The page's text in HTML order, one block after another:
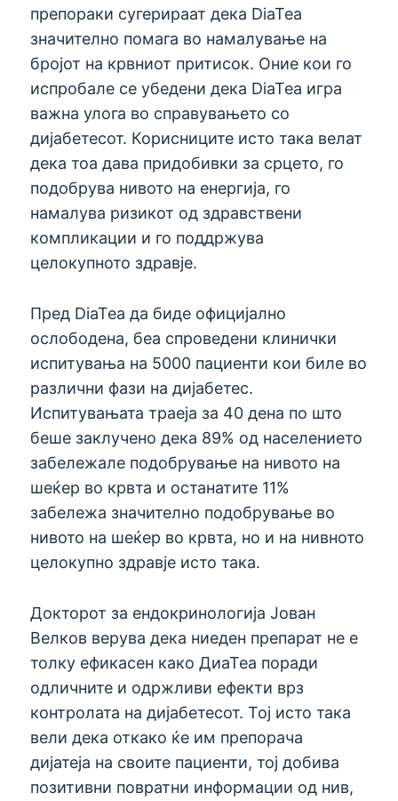
препораки сугерираат дека DiaTea
значително помага во намалување на
бројот на крвниот притисок. Оние кои го
испробале се убедени дека DiaTea игра
важна улога во справувањето со
дијабетесот. Корисниците исто така велат
дека тоа дава придобивки за срцето, го
подобрува нивото на енергија, го
намалува ризикот од здравствени
компликации и го поддржува
целокупното здравје.
Пред DiaTea да биде официјално
ослободена, беа спроведени клинички
испитувања на 5000 пациенти кои биле во
различни фази на дијабетес.
Испитувањата траеја за 40 дена по што
беше заклучено дека 89% од населението
забележале подобрување на нивото на
шеќер во крвта и останатите 11%
забележа значително подобрување во
нивото на шеќер во крвта, но и на нивното
целокупно здравје исто така.
Докторот за ендокринологија Јован
Велков верува дека ниеден препарат не е
толку ефикасен како ДиаТеа поради
одличните и одржливи ефекти врз
контролата на дијабетесот. Тој исто така
вели дека откако ќе им препорача
дијатеја на своите пациенти, тој добива
позитивни повратни информации од нив,